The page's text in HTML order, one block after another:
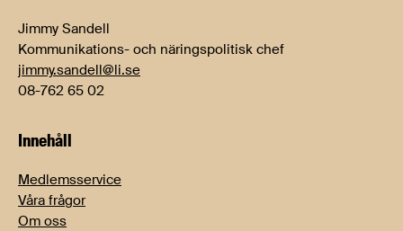
Jimmy Sandell
Kommunikations- och näringspolitisk chef
jimmy.sandell@li.se
08-762 65 02
Innehåll
Medlemsservice
Våra frågor
Om oss